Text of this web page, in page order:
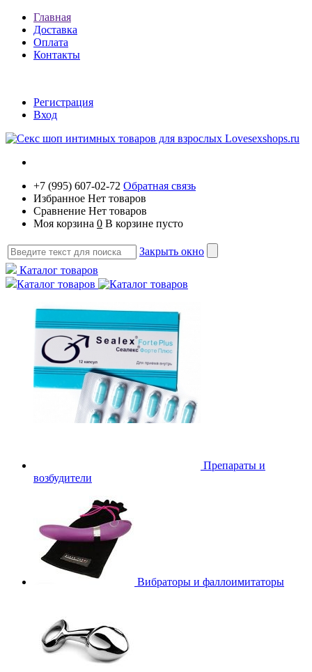
Главная
Доставка
Оплата
Контакты
Регистрация
Вход
+7 (995) 607-02-72 Обратная связь
Избранное Нет товаров
Сравнение Нет товаров
Моя корзина 0 В корзине пусто
Закрыть окно
Каталог товаров
Каталог товаров
Препараты и
возбудители
Вибраторы и фаллоимитаторы